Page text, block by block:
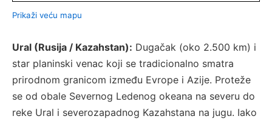
Prikaži veću mapu
Ural (Rusija / Kazahstan): Dugačak (oko 2.500 km) i
star planinski venac koji se tradicionalno smatra
prirodnom granicom između Evrope i Azije. Proteže
se od obale Severnog Ledenog okeana na severu do
reke Ural i severozapadnog Kazahstana na jugu. Iako